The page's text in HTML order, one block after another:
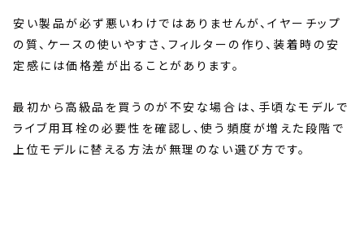
安い製品が必ず悪いわけではありませんが、イヤーチップ
の質、ケースの使いやすさ、フィルターの作り、装着時の安
定感には価格差が出ることがあります。
最初から高級品を買うのが不安な場合は、手頃なモデルで
ライブ用耳栓の必要性を確認し、使う頻度が増えた段階で
上位モデルに替える方法が無理のない選び方です。